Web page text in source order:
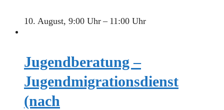
10. August, 9:00 Uhr– 11:00 Uhr
Jugendberatung –
Jugendmigrationsdienst
(nach